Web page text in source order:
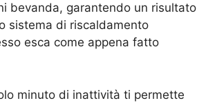
bevanda, garantendo un risultato
sistema di riscaldamento
esca come appena fatto
minuto di inattività ti permette